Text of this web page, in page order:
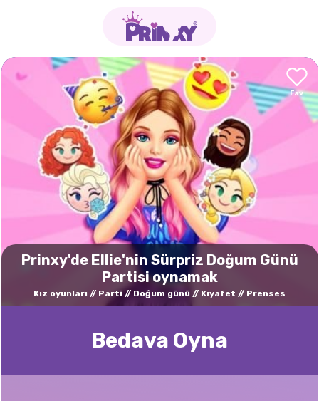
Prinxy'de Ellie'nin Sürpriz Doğum Günü
Partisi oynamak
Kız oyunları Parti Doğum günü Kıyafet Prenses
Bedava Oyna